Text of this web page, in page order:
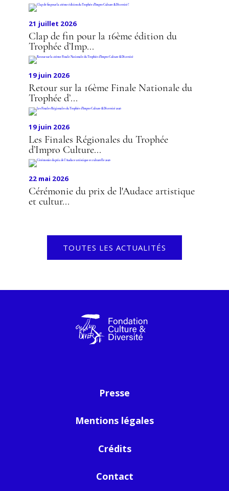
21 juillet 2026
Clap de fin pour la 16ème édition du
Trophée d’Imp...
19 juin 2026
Retour sur la 16ème Finale Nationale du
Trophée d’...
19 juin 2026
Les Finales Régionales du Trophée
d’Impro Culture...
22 mai 2026
Cérémonie du prix de l'Audace artistique
et cultur...
TOUTES LES ACTUALITÉS
Presse
Mentions légales
Crédits
Contact